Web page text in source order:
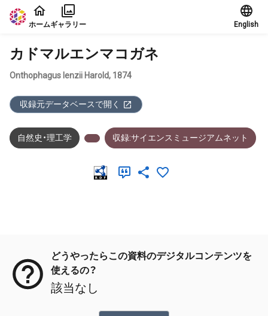
本文に飛ぶ
ホームギャラリー English
カドマルエンマコガネ
Onthophagus lenzii Harold, 1874
収録元データベースで開く
自然史・理工学 収録:サイエンスミュージアムネット
どうやったらこの資料のデジタルコンテンツを
使えるの？
該当なし